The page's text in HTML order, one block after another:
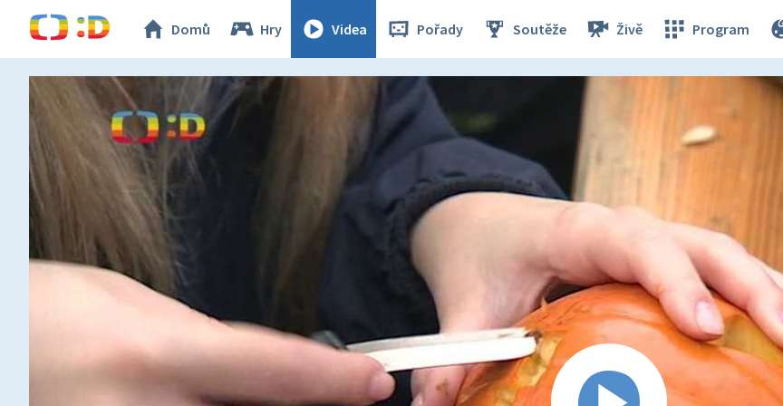
Domů Hry Videa Pořady Soutěže Živě Program